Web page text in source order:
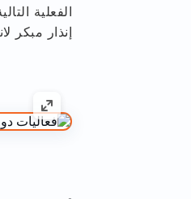
الفعلية
إنذار مبكر